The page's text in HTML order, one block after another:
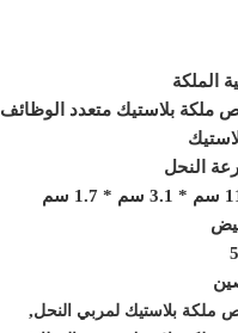
الملكة
ملكة بلاستيك متعدد الوظائف
النحل
1.7 سم
ملكة بلاستيك لمربي النحل,